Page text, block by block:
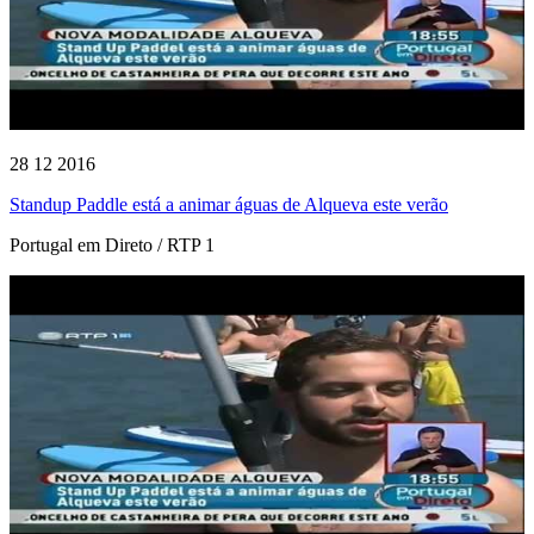
28 12 2016
Standup Paddle está a animar águas de Alqueva este verão
Portugal em Direto / RTP 1